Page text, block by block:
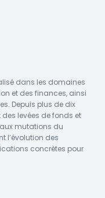
dans les domaines
et des finances, ainsi
Depuis plus de dix
levées de fonds et
mutations du
l’évolution des
concrètes pour